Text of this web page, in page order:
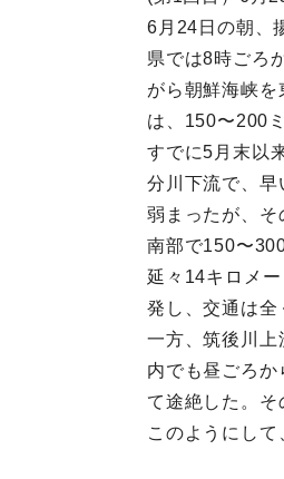
6月24日の朝、
県では8時ごろ
がら朝鮮海峡
は、150〜200
すでに5月末以
分川下流で、早
弱まったが、そ
南部で150〜
延々14キロメ
発し、交通は全
一方、筑後川上
内でも昼ごろ
て途絶した。そ
このようにし